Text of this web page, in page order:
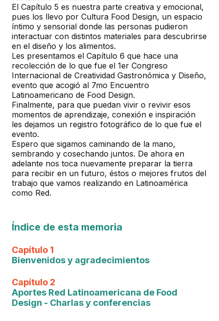
El Capítulo 5 es nuestra parte creativa y emocional,
pues los llevo por Cultura Food Design, un espacio
íntimo y sensorial donde las personas pudieron
interactuar con distintos materiales para descubrirse
en el diseño y los alimentos.
Les presentamos el Capítulo 6 que hace una
recolección de lo que fue el 1er Congreso
Internacional de Creatividad Gastronómica y Diseño,
evento que acogió al 7mo Encuentro
Latinoamericano de Food Design.
Finalmente, para que puedan vivir o revivir esos
momentos de aprendizaje, conexión e inspiración
les dejamos un registro fotográfico de lo que fue el
evento.
Espero que sigamos caminando de la mano,
sembrando y cosechando juntos. De ahora en
adelante nos toca nuevamente preparar la tierra
para recibir en un futuro, éstos o mejores frutos del
trabajo que vamos realizando en Latinoamérica
como Red.
Índice de esta memoria
Capítulo 1
Bienvenidos y agradecimientos
Capítulo 2
Aportes Red Latinoamericana de Food
Design - Charlas y conferencias